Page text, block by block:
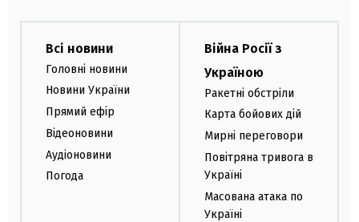
Всі новини
Головні новини
Новини України
Прямий ефір
Відеоновини
Аудіоновини
Погода
Війна Росії з
Україною
Ракетні обстріли
Карта бойових дій
Мирні переговори
Повітряна тривога в
Україні
Масована атака по
Україні